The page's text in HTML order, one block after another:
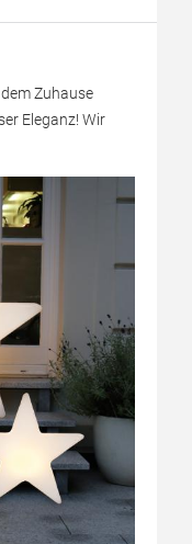
Zuhause
Eleganz! Wir